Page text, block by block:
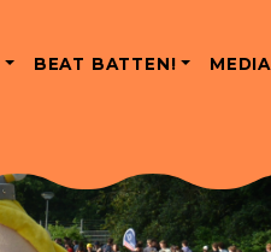
BEAT BATTEN! MEDIA